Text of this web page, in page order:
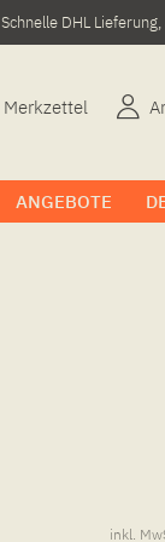
Schnelle DHL
Merkzettel
ANGEBOTE
inkl.